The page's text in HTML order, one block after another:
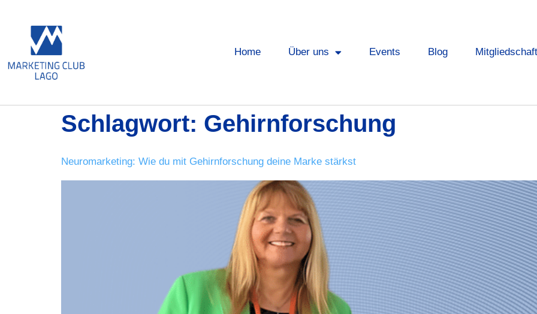
Home Über uns Events Blog Mitgliedschaft
Schlagwort: Gehirnforschung
Neuromarketing: Wie du mit Gehirnforschung deine Marke stärkst